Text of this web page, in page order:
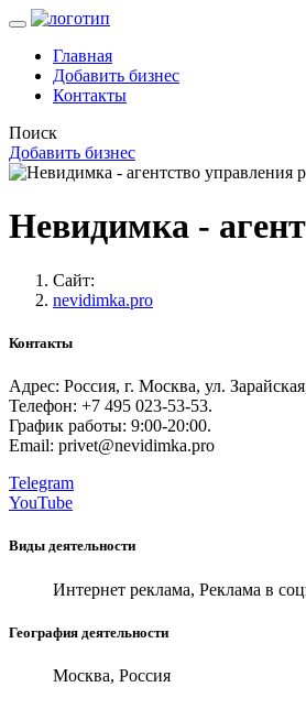
Главная
Добавить бизнес
Контакты
Поиск
Добавить бизнес
Невидимка -
Сайт:
nevidimka.pro
Контакты
Адрес: Россия, г. Москва, ул.
Телефон: +7 495 023-53-53.
График работы: 9:00-20:00.
Email: privet@nevidimka.pro
Telegram
YouTube
Виды деятельности
Интернет реклама, Реклама в
География деятельности
Москва, Россия